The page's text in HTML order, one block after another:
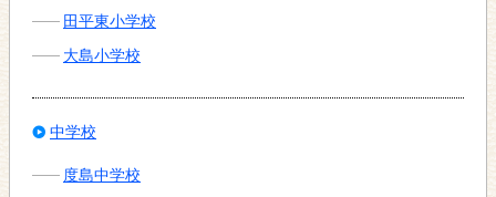
田平東小学校
大島小学校
中学校
度島中学校